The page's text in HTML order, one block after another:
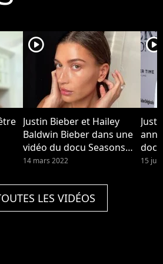
player2
Justin Bieber et Hailey
Baldwin Bieber dans une
vidéo du docu Seasons
dispo sur YouTube. Hailey
après un caillot cérébral,
avec des symptômes
similaires à un AVC, elle
14 mars 2022
player2
15
LES VIDÉOS